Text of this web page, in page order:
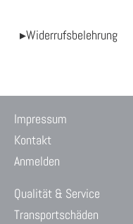
▸Widerrufsbelehrung
Impressum
Kontakt
Anmelden
Qualität & Service
Transportschäden